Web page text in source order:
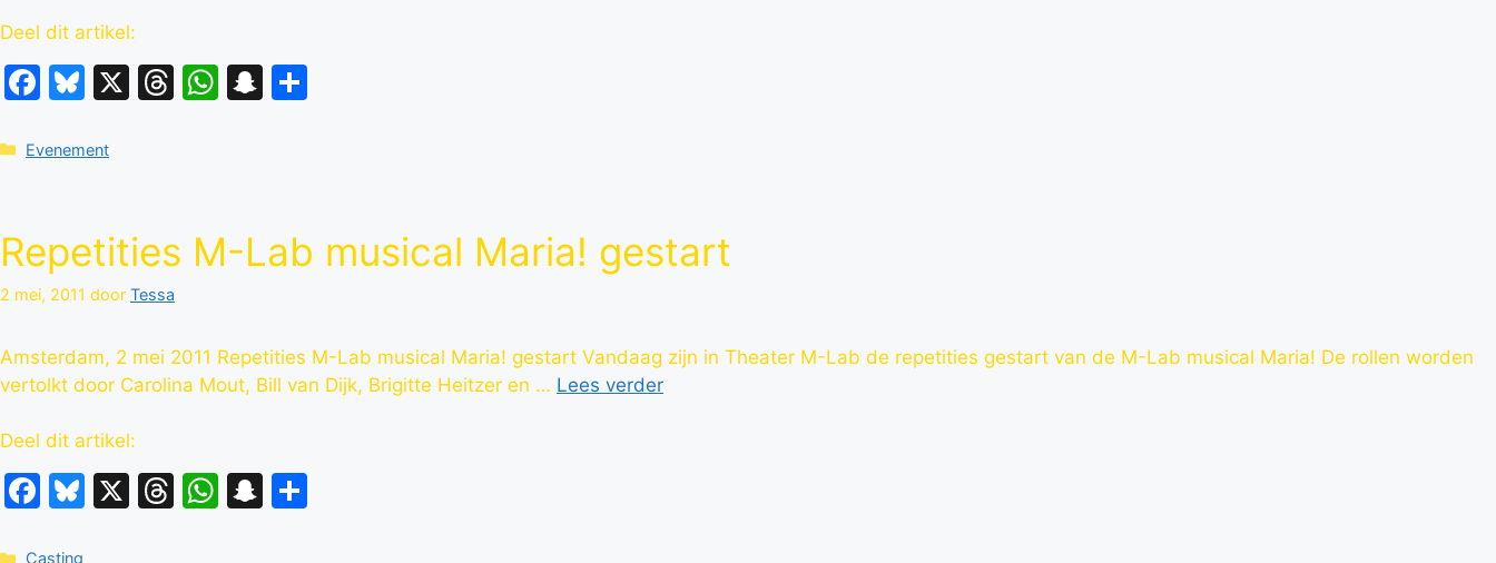
Deel dit artikel:
Facebook
Bluesky
X Threads
WhatsApp
Snapchat
Categorieën
Evenement
Repetities M-Lab musical Maria! gestart
2 mei, 2011 door Tessa
Amsterdam, 2 mei 2011 Repetities M-Lab musical Maria! gestart Vandaag zijn in Theater M-Lab de repetities gestart van de M-Lab musical Maria! De rollen worden
vertolkt door Carolina Mout, Bill van Dijk, Brigitte Heitzer en … Lees verder
Deel dit artikel:
Facebook
Bluesky
X Threads
WhatsApp
Snapchat
Categorieën
Casting